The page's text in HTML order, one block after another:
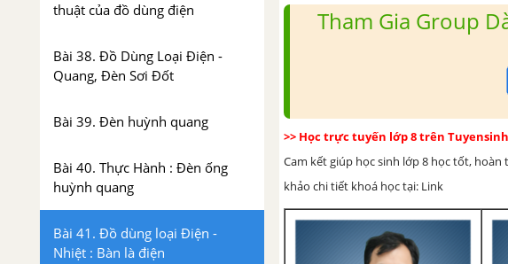
thuật của đồ dùng điện
Bài 38. Đồ Dùng Loại Điện -
Quang, Đèn Sơi Đốt
Bài 39. Đèn huỳnh quang
Bài 40. Thực Hành : Đèn ống
huỳnh quang
Bài 41. Đồ dùng loại Điện -
Nhiệt : Bàn là điện
Tham Gia Group
>> Học trực tuyến lớp 8 trên
Cam kết giúp học sinh lớp 8 học tốt,
khảo chi tiết khoá học tại: Link